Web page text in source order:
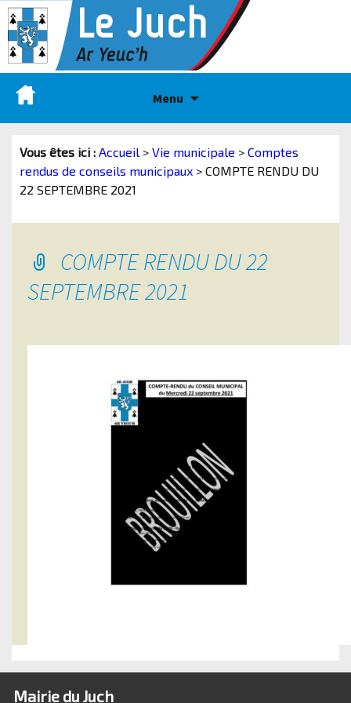
Menu
Vous êtes ici : Accueil > Vie municipale > Comptes
rendus de conseils municipaux > COMPTE RENDU DU
22 SEPTEMBRE 2021
COMPTE RENDU DU 22
SEPTEMBRE 2021
Mairie du Juch